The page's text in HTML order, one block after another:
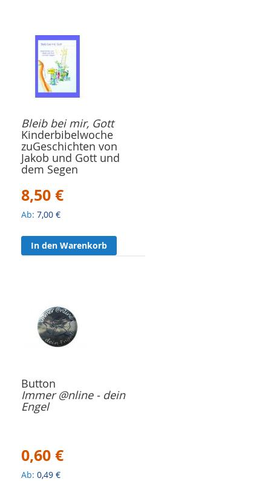
Bleib bei mir, Gott
Kinderbibelwoche
zuGeschichten von
Jakob und Gott und
dem Segen
8,50 €
Ab 7,00 €
In den Warenkorb
Button
Immer @nline - dein
Engel
0,60 €
Ab 0,49 €